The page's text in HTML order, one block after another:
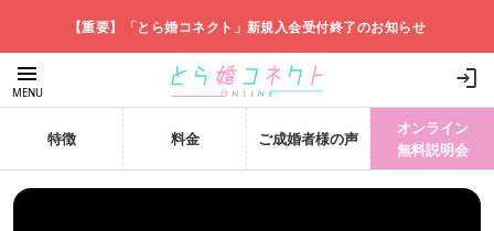
【重要】「とら婚コネクト」新規入会受付終了のお知らせ
menu
MENU login
特徴 料金 ご成婚者様の声
オンライン
無料説明会